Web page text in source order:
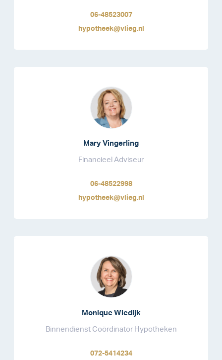
06-48523007
hypotheek@vlieg.nl
Mary Vingerling
Financieel Adviseur
06-48522998
hypotheek@vlieg.nl
Monique Wiedijk
Binnendienst Coördinator Hypotheken
072-5414234